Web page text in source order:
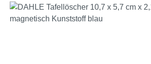
Bildergalerie überspringen